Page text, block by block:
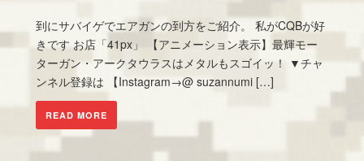
到にサバイゲでエアガンの到方をご紹介。 私がCQBが好
きです お店「41px」 【アニメーション表示】最輝モー
ターガン・アークタウラスはメタルもスゴイッ！ ▼チャ
ンネル登録は 【Instagram→@ suzannumi […]
READ MORE